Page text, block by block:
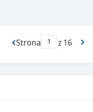
Strona
Max Stronaz 16